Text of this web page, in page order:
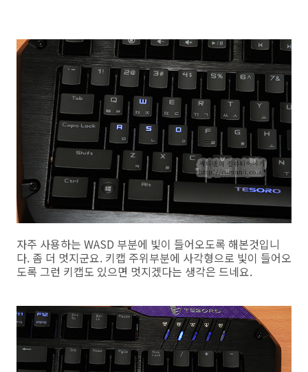
자주 사용하는 WASD 부분에 빛이 들어오도록 해본것입니
다. 좀 더 멋지군요. 키캡 주위부분에 사각형으로 빛이 들어오
도록 그런 키캡도 있으면 멋지겠다는 생각은 드네요.